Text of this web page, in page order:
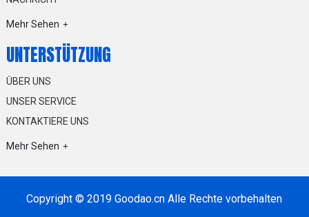
Mehr Sehen
UNTERSTÜTZUNG
ÜBER UNS
UNSER SERVICE
KONTAKTIERE UNS
Mehr Sehen
Copyright © 2019 Goodao.cn Alle Rechte vorbehalten